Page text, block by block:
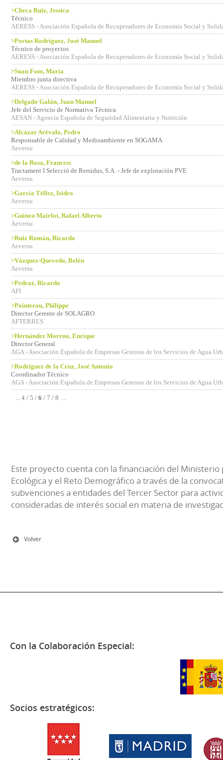
>Checa Ruiz, Jessica
Técnico
AERESS - Asociación Española de Recuperadores de Economía Social y
>Portas Rodríguez, José Manuel
Técnico de proyectos
AERESS - Asociación Española de Recuperadores de Economía Social y
>Suau Font, María
Miembro junta directiva
AERESS - Asociación Española de Recuperadores de Economía Social y
>Delgado Galán, Juan Manuel
Jefe del Servicio de Normativa Técnica
AESAN - Agencia Española de Seguridad Alimentaria y Nutrición
>Alcázar Arévalo, Pedro
Responsable de Calidad y Medioambiente en SOGAMA
Aeversu
>de la Rosa, Francesc
Tractament I Selecció de Rersidus, S.A. - Jefe de explotación PVE
Aeversu
>García Téllez, Isidro
Aeversu
>Guinea Mairlot, Rafael Alberto
Aeversu
>Ruiz Román, Ricardo
Aeversu
>Vázquez-Quevedo, Belén
Aeversu
>Pedraz, Ricardo
AFI
>Pointerau, Philippe
Director Gerente de SOLAGRO
AFTERRES
>Hernández Moreno, Enrique
Director General
AGA - Asociación Española de Empresas Gestoras de los Servicios de Agua
>Rodríguez de la Cruz, José Antonio
Coordinador Técnico
AGA - Asociación Española de Empresas Gestoras de los Servicios de Agua
... 4 / 5 / 6 / 7 / 8 ...
Este proyecto cuenta con la financiación del Ministerio
Ecológica y el Reto Demográfico a través de la
subvenciones a entidades del Tercer Sector para
consideradas de interés social en materia de
Volver
Con la Colaboración Especial:
Socios estratégicos: